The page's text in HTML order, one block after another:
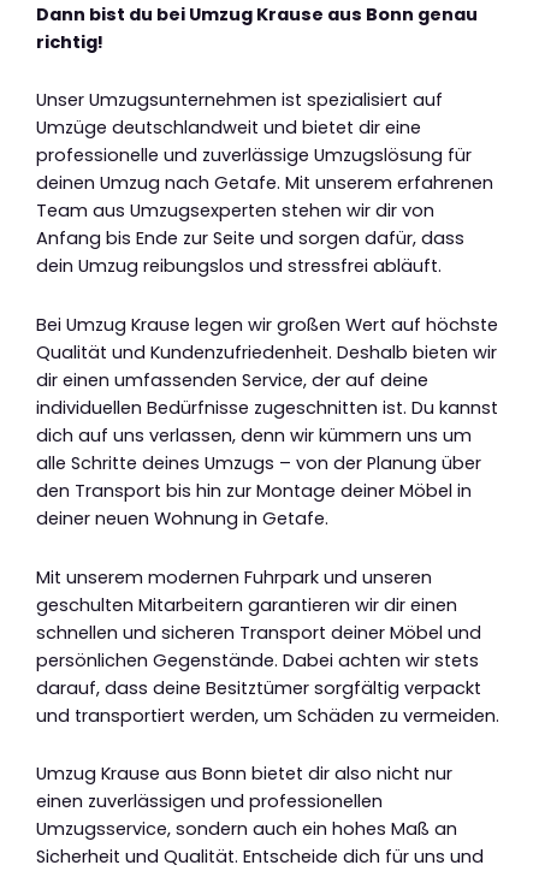
Dann bist du bei Umzug Krause aus Bonn genau
richtig!
Unser Umzugsunternehmen ist spezialisiert auf
Umzüge deutschlandweit und bietet dir eine
professionelle und zuverlässige Umzugslösung für
deinen Umzug nach Getafe. Mit unserem erfahrenen
Team aus Umzugsexperten stehen wir dir von
Anfang bis Ende zur Seite und sorgen dafür, dass
dein Umzug reibungslos und stressfrei abläuft.
Bei Umzug Krause legen wir großen Wert auf höchste
Qualität und Kundenzufriedenheit. Deshalb bieten wir
dir einen umfassenden Service, der auf deine
individuellen Bedürfnisse zugeschnitten ist. Du kannst
dich auf uns verlassen, denn wir kümmern uns um
alle Schritte deines Umzugs – von der Planung über
den Transport bis hin zur Montage deiner Möbel in
deiner neuen Wohnung in Getafe.
Mit unserem modernen Fuhrpark und unseren
geschulten Mitarbeitern garantieren wir dir einen
schnellen und sicheren Transport deiner Möbel und
persönlichen Gegenstände. Dabei achten wir stets
darauf, dass deine Besitztümer sorgfältig verpackt
und transportiert werden, um Schäden zu vermeiden.
Umzug Krause aus Bonn bietet dir also nicht nur
einen zuverlässigen und professionellen
Umzugsservice, sondern auch ein hohes Maß an
Sicherheit und Qualität. Entscheide dich für uns und